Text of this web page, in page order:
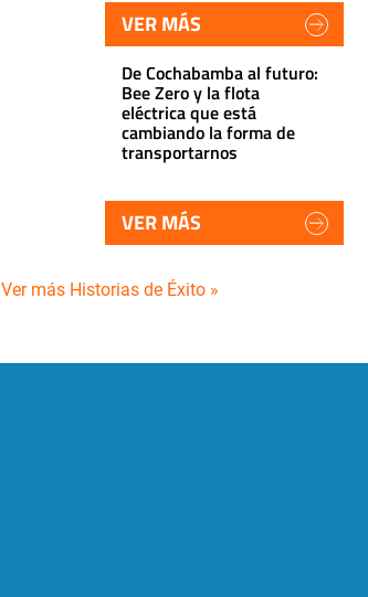
VER MÁS
De Cochabamba al futuro:
Bee Zero y la flota
eléctrica que está
cambiando la forma de
transportarnos
VER MÁS
Ver más Historias de Éxito »